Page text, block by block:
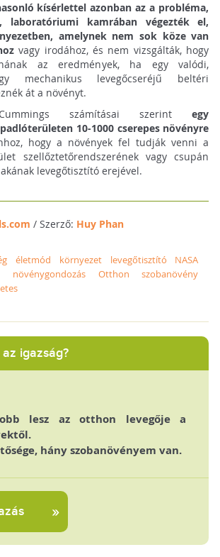
kísérlettel azonban az a probléma,
laboratóriumi kamrában végezték el,
amelynek nem sok köze van
vagy irodához, és nem vizsgálták, hogy
az eredmények, ha egy valódi,
mechanikus levegőcseréjű beltéri
át a növényt.
számításai szerintegy
10-1000 cserepes növényre
hogy a növények fel tudják venni a
szellőztetőrendszerének vagy csupán
levegőtisztító erejével.
/ Szerző: Huy Phan
életmód környezet levegőtisztító
NASA
növénygondozás Otthon
szobanövény
igazság?
lesz az otthon levegője a
hány szobanövényem van.